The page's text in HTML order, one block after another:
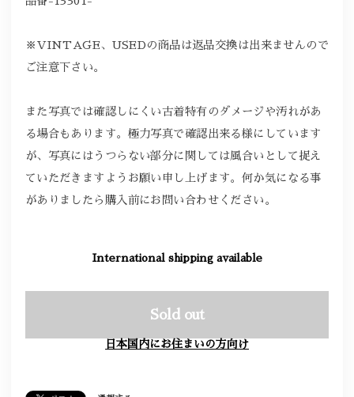
※VINTAGE、USEDの商品は返品交換は出来ませんので
ご注意下さい。
また写真では確認しにくい古着特有のダメージや汚れがあ
る場合もあります。極力写真で確認出来る様にしています
が、写真にはうつらない部分に関しては風合いとして捉え
ていただきますようお願い申し上げます。何か気になる事
がありましたら購入前にお問い合わせください。
International shipping available
Sold out
日本国内にお住まいの方向け